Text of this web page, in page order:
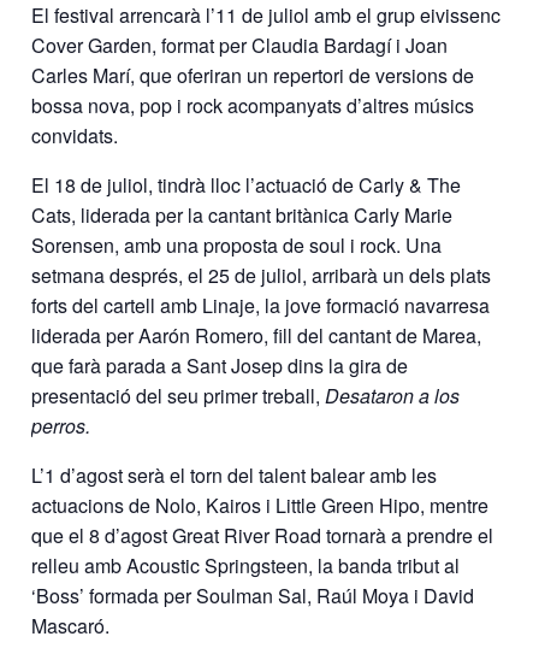
El festival arrencarà l’11 de juliol amb el grup eivissenc
Cover Garden, format per Claudia Bardagí i Joan
Carles Marí, que oferiran un repertori de versions de
bossa nova, pop i rock acompanyats d’altres músics
convidats.
El 18 de juliol, tindrà lloc l’actuació de Carly & The
Cats, liderada per la cantant britànica Carly Marie
Sorensen, amb una proposta de soul i rock. Una
setmana després, el 25 de juliol, arribarà un dels plats
forts del cartell amb Linaje, la jove formació navarresa
liderada per Aarón Romero, fill del cantant de Marea,
que farà parada a Sant Josep dins la gira de
presentació del seu primer treball,Desataron a los
perros.
L’1 d’agost serà el torn del talent balear amb les
actuacions de Nolo, Kairos i Little Green Hipo, mentre
que el 8 d’agost Great River Road tornarà a prendre el
relleu amb Acoustic Springsteen, la banda tribut al
‘Boss’ formada per Soulman Sal, Raúl Moya i David
Mascaró.